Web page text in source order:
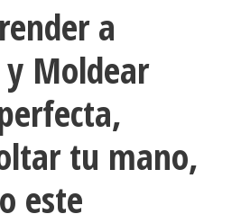
a
y Moldear
tu mano,
este